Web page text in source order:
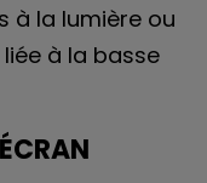
à la lumière ou
à la basse